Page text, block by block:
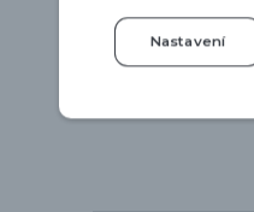
Nastavení